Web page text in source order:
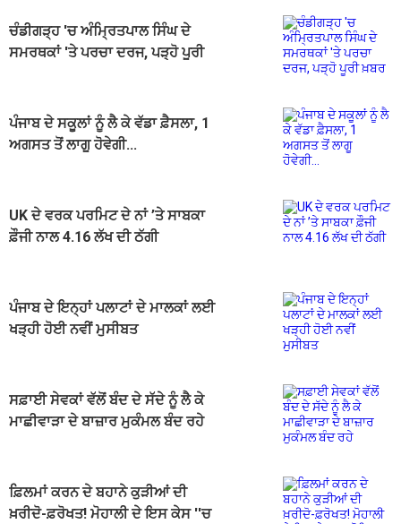
ਚੰਡੀਗੜ੍ਹ 'ਚ ਅੰਮ੍ਰਿਤਪਾਲ ਸਿੰਘ ਦੇ
ਸਮਰਥਕਾਂ 'ਤੇ ਪਰਚਾ ਦਰਜ, ਪੜ੍ਹੋ ਪੂਰੀ
ਪੰਜਾਬ ਦੇ ਸਕੂਲਾਂ ਨੂੰ ਲੈ ਕੇ ਵੱਡਾ ਫ਼ੈਸਲਾ, 1
ਅਗਸਤ ਤੋਂ ਲਾਗੂ ਹੋਵੇਗੀ...
UK ਦੇ ਵਰਕ ਪਰਮਿਟ ਦੇ ਨਾਂ ’ਤੇ ਸਾਬਕਾ
ਫ਼ੌਜੀ ਨਾਲ 4.16 ਲੱਖ ਦੀ ਠੱਗੀ
ਪੰਜਾਬ ਦੇ ਇਨ੍ਹਾਂ ਪਲਾਟਾਂ ਦੇ ਮਾਲਕਾਂ ਲਈ
ਖੜ੍ਹੀ ਹੋਈ ਨਵੀਂ ਮੁਸੀਬਤ
ਸਫ਼ਾਈ ਸੇਵਕਾਂ ਵੱਲੋਂ ਬੰਦ ਦੇ ਸੱਦੇ ਨੂੰ ਲੈ ਕੇ
ਮਾਛੀਵਾੜਾ ਦੇ ਬਾਜ਼ਾਰ ਮੁਕੰਮਲ ਬੰਦ ਰਹੇ
ਫ਼ਿਲਮਾਂ ਕਰਨ ਦੇ ਬਹਾਨੇ ਕੁੜੀਆਂ ਦੀ
ਖ਼ਰੀਦੋ-ਫ਼ਰੋਖਤ! ਮੋਹਾਲੀ ਦੇ ਇਸ ਕੇਸ ''ਚ